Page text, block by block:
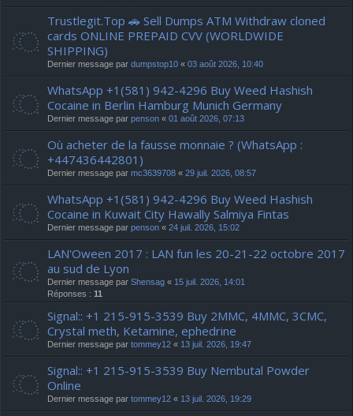
Trustlegit.Top 🚗 Sell Dumps ATM Withdraw cloned
cards ONLINE PREPAID CVV (WORLDWIDE
SHIPPING)
Dernier message par dumpstop10 « 03 août 2026, 10:40
WhatsApp +1(581) 942-4296 Buy Weed Hashish
Cocaine in Berlin Hamburg Munich Germany
Dernier message par penson « 01 août 2026, 07:13
Où acheter de la fausse monnaie ? (WhatsApp :
+447436442801)
Dernier message par mc3639708 « 29 juil. 2026, 08:57
WhatsApp +1(581) 942-4296 Buy Weed Hashish
Cocaine in Kuwait City Hawally Salmiya Fintas
Dernier message par penson « 24 juil. 2026, 15:02
LAN'Oween 2017 : LAN fun les 20-21-22 octobre 2017
au sud de Lyon
Dernier message par Shensag « 15 juil. 2026, 14:01
Réponses : 11
Signal:: +1 215-915-3539 Buy 2MMC, 4MMC, 3CMC,
Crystal meth, Ketamine, ephedrine
Dernier message par tommey12 « 13 juil. 2026, 19:47
Signal:: +1 215-915-3539 Buy Nembutal Powder
Online
Dernier message par tommey12 « 13 juil. 2026, 19:29